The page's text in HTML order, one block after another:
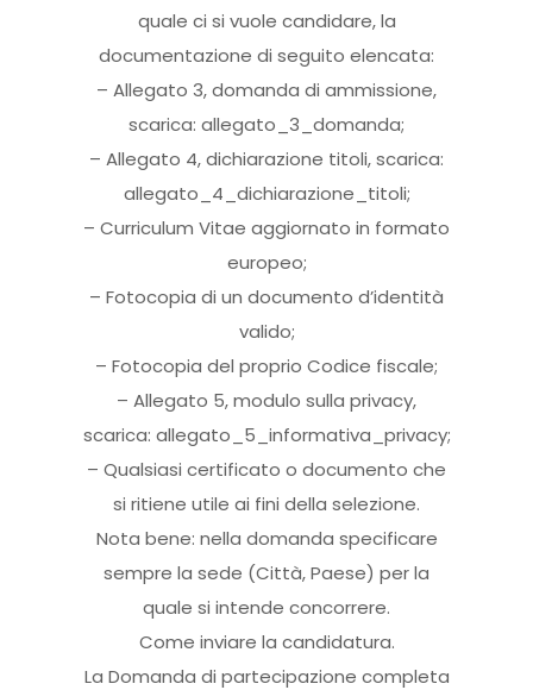
quale ci si vuole candidare, la
documentazione di seguito elencata:
– Allegato 3, domanda di ammissione,
scarica: allegato_3_domanda;
– Allegato 4, dichiarazione titoli, scarica:
allegato_4_dichiarazione_titoli;
– Curriculum Vitae aggiornato in formato
europeo;
– Fotocopia di un documento d’identità
valido;
– Fotocopia del proprio Codice fiscale;
– Allegato 5, modulo sulla privacy,
scarica: allegato_5_informativa_privacy;
– Qualsiasi certificato o documento che
si ritiene utile ai fini della selezione.
Nota bene: nella domanda specificare
sempre la sede (Città, Paese) per la
quale si intende concorrere.
Come inviare la candidatura.
La Domanda di partecipazione completa